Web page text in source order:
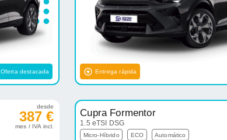
Oferta destacada Entrega rápida
desde
387 €
mes / IVA incl.
Cupra Formentor
1.5 eTSI DSG
Micro-Híbrido ECO Automático